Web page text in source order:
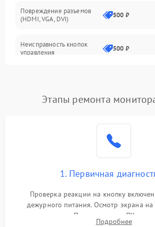
Повреждение разъемов
(HDMI, VGA, DVI)
500 ₽
Неисправность кнопок
управления
500 ₽
Повреждение кабеля
1000 ₽
Поломка системы
автоматического
1000 ₽
Неисправность системы
1000 ₽
Этапы ремонта
1. Первичная
Проверка реакции на кнопку
дежурного питания. Осмотр экрана на
повреждения. Подключение к ПК для
Подробнее